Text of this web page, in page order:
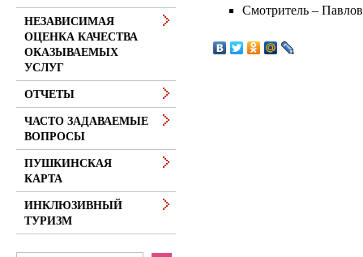
Смотритель –
НЕЗАВИСИМАЯ
ОЦЕНКА КАЧЕСТВА
ОКАЗЫВАЕМЫХ
УСЛУГ
ОТЧЕТЫ
ЧАСТО ЗАДАВАЕМЫЕ
ВОПРОСЫ
ПУШКИНСКАЯ
КАРТА
ИНКЛЮЗИВНЫЙ
ТУРИЗМ